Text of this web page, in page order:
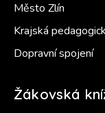
Město Zlín
Krajská
Dopravní spojení
Žákovská